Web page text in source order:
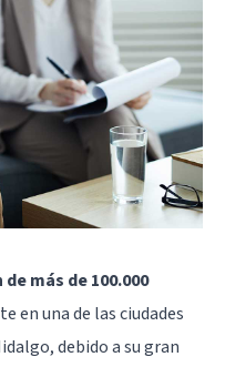
más de 100.000
en una de las ciudades
debido a su gran